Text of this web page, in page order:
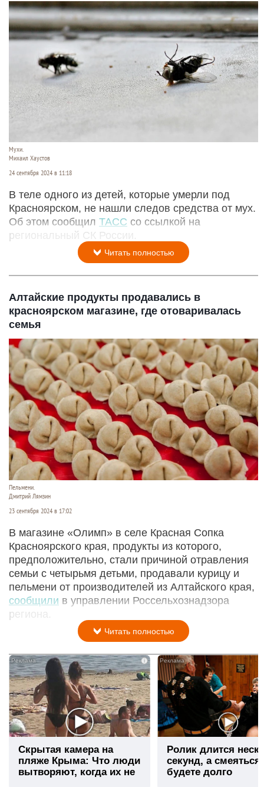
Мухи.
Михаил Хаустов
24 сентября 2024 в 11:18
В теле одного из детей, которые умерли под
Красноярском, не нашли следов средства от мух.
Об этом сообщил ТАСС со ссылкой на
региональный СК России.
Читать полностью
Алтайские продукты продавались в
красноярском магазине, где отоваривалась
семья
Пельмени.
Дмитрий Лямзин
23 сентября 2024 в 17:02
В магазине «Олимп» в селе Красная Сопка
Красноярского края, продукты из которого,
предположительно, стали причиной отравления
семьи с четырьмя детьми, продавали курицу и
пельмени от производителей из Алтайского края,
сообщили в управлении Россельхознадзора
региона.
Читать полностью
i
Скрытая камера на
пляже Крыма: Что люди
вытворяют, когда их не
Ролик длится
секунд, а
будете долго